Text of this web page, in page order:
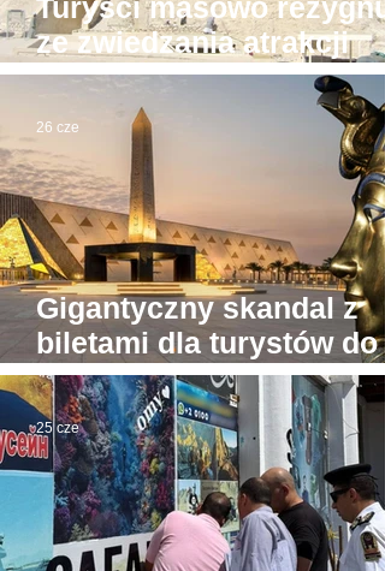
Turyści masowo
ze zwiedzania atrakcji
Luksoru. Powód?
Gigantyczny skandal z
biletami dla turystów do
Wielkiego Muzeum
Egipskiego
26 cze
25 cze